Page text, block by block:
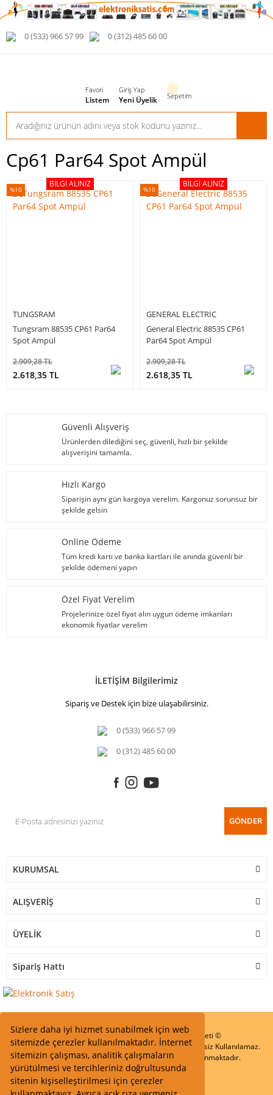
Sizlere daha iyi hizmet sunabilmek için web
sitemizde çerezler kullanılmaktadır. İnternet
sitemizin çalışması, analitik çalışmaların
yürütülmesi ve tercihleriniz doğrultusunda
sitenin kişiselleştirilmesi için çerezler
0 (533) 966 57 99 0 (312) 485 60 00
Favori
Listem
Giriş Yap
Yeni Üyelik Sepetim
Cp61 Par64 Spot Ampül
BILGI ALINIZ
TUNGSRAM
Tungsram 88535 CP61 Par64
Spot Ampül
%10
2.909,28 TL
2.618,35 TL
BILGI ALINIZ
GENERAL ELECTRIC
General Electric 88535 CP61
Par64 Spot Ampül
%10
2.909,28 TL
2.618,35 TL
Güvenli Alışveriş
Ürünlerden dilediğini seç, güvenli, hızlı bir şekilde
alışverişini tamamla.
Hızlı Kargo
Siparişin aynı gün kargoya verelim. Kargonuz sorunsuz bir
şekilde gelsin
Online Ödeme
Tüm kredi kartı ve banka kartları ile anında güvenli bir
şekilde ödemeni yapın
Özel Fiyat Verelim
Projelerinize özel fiyat alın uygun ödeme imkanları
ekonomik fiyatlar verelim
İLETİŞİM Bilgilerimiz
Sipariş ve Destek için bize ulaşabilirsiniz.
0 (533) 966 57 99
0 (312) 485 60 00
GÖNDER
KURUMSAL
ALIŞVERİŞ
ÜYELİK
Sipariş Hattı
Start Elektronik Sanayi ve Ticaret Limited Şirketi ©
Resimler Yazılar ve İçeriklerin Tüm hakları saklıdır ve İzinsiz Kullanılamaz.
Kredi kartı bilgileriniz 256bit SSL Sertifikası ile Korunmaktadır.